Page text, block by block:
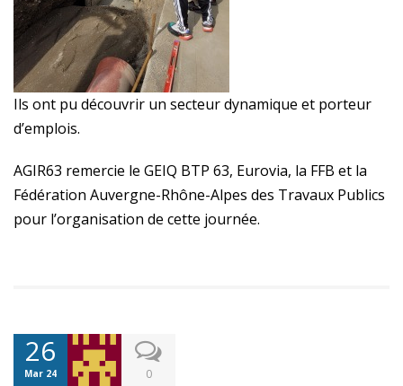
Ils ont pu découvrir un secteur dynamique et porteur
d’emplois.
AGIR63 remercie le GEIQ BTP 63, Eurovia, la FFB et la
Fédération Auvergne-Rhône-Alpes des Travaux Publics
pour l’organisation de cette journée.
26
Mar 24 0